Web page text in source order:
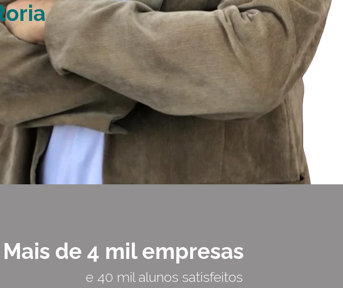
e 40 mil alunos satisfeitos
Mais de 4 mil empresas